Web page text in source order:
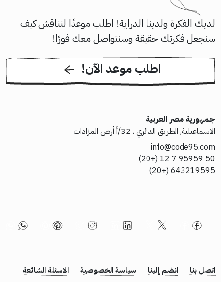
لديك الفكرة ولدينا الدراية! اطلب موعدًا لنناقش كيف
سنجعل فكرتك حقيقة وسنتواصل معك فورًا!
!اطلب موعد الآن
جمهورية مصر العربية
الاسماعيلية, الطريق الدائري . 32/أ أرض المزادات
info@code95.com
50 95959 7 12 (+20)
643219595 (+20)
اتصل بنا انضم إلينا سياسة الخصوصية الاسئلة الشائعة